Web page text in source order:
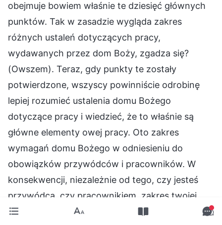
obejmuje bowiem właśnie te dziesięć głównych
punktów. Tak w zasadzie wygląda zakres
różnych ustaleń dotyczących pracy,
wydawanych przez dom Boży, zgadza się?
(Owszem). Teraz, gdy punkty te zostały
potwierdzone, wszyscy powinniście odrobinę
lepiej rozumieć ustalenia domu Bożego
dotyczące pracy i wiedzieć, że to właśnie są
główne elementy owej pracy. Oto zakres
wymagań domu Bożego w odniesieniu do
obowiązków przywódców i pracowników. W
konsekwencji, niezależnie od tego, czy jesteś
przywódcą, czy pracownikiem, zakres twojej
pracy i obowiązki, które musisz wypełnić, nie